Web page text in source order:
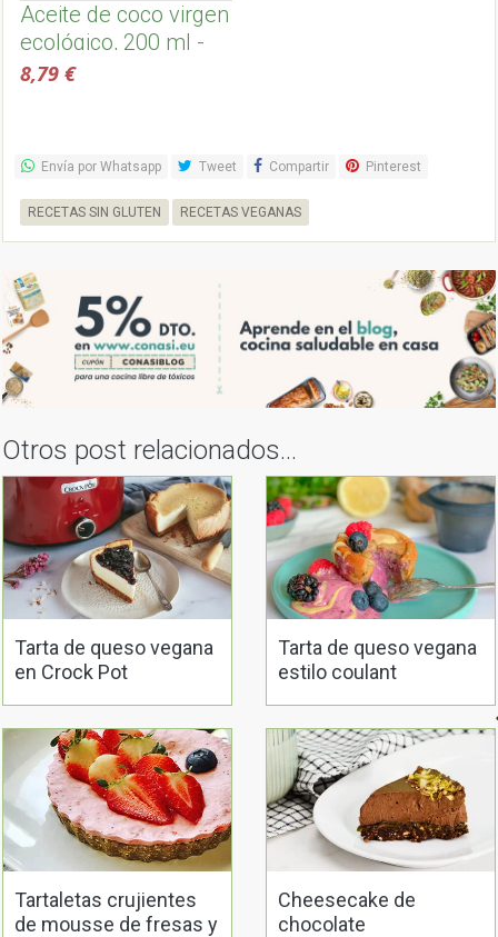
Aceite de coco virgen
ecológico, 200 ml -
Dr. Goerg
8,79 €
Envía por Whatsapp Tweet Compartir Pinterest
RECETAS SIN GLUTEN RECETAS VEGANAS
Otros post relacionados...
Tarta de queso vegana
en Crock Pot
Tarta de queso vegana
estilo coulant
Tartaletas crujientes
de mousse de fresas y
Cheesecake de
chocolate